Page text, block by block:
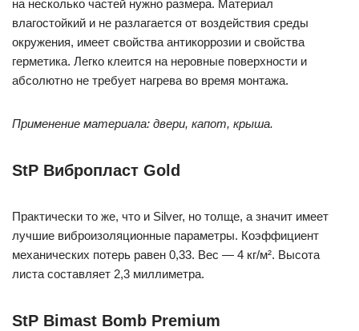
на несколько частей нужно размера. Материал
влагостойкий и не разлагается от воздействия среды
окружения, имеет свойства антикоррозии и свойства
герметика. Легко клеится на неровные поверхности и
абсолютно не требует нагрева во время монтажа.
Применение материала: двери, капот, крыша.
StP Вибропласт Gold
Практически то же, что и Silver, но толще, а значит имеет
лучшие виброизоляционные параметры. Коэффициент
механических потерь равен 0,33. Вес — 4 кг/м². Высота
листа составляет 2,3 миллиметра.
StP Bimast Bomb Premium